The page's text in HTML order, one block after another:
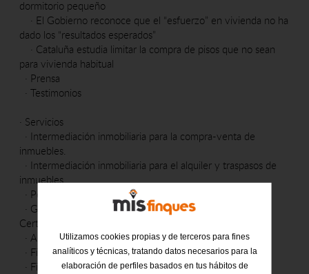
dormitorio pequeño
· El Gobierno reconoce que el “esfuerzo” en vivienda no ha
dado los “resultados esperados”
· Cataluña estudia limitar la compra de pisos que no sean
para vivienda habitual
· Prensa
·Testimonios
· Servicios
· Intermediación inmobiliaria para la compra-venta de
inmuebles.
· Intermediación inmobiliaria para el alquiler y traspasos de
inmuebles
· Permutas
· Gestión para la obtención de Cedula de habitabilidad y
Certificado Energético
·Alquiler de plazas de párquing
· Financiación
· Fiscalidad
Utilizamos cookies propias y de terceros para fines
analíticos y técnicas, tratando datos necesarios para la
elaboración de perfiles basados en tus hábitos de